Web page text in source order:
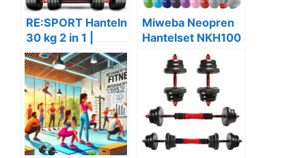
RE:SPORT Hanteln
30 kg 2 in 1 |
verstellbar | Kurz-
& Langhantel
Miweba Neopren
Hantelset NKH100
| 0,5-10 Kg (2x 1,0
kg, Rosa)